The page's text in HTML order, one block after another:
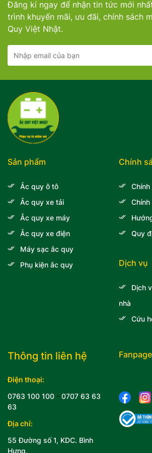
Đăng kí ngay để nhận tin tức mới
trình khuyến mãi, ưu đãi, chính sách
Quy Việt Nhật.
Thông tin liên hệ
Điện thoại:
0763 100 100 - 0707 63 63
63
Địa chỉ:
55 Đường số 1, KDC. Bình
Hưng,
Sản phẩm
Ắc quy ô tô
Ắc quy xe tải
Ắc quy xe máy
Ắc quy xe điện
Máy sạc ắc quy
Phụ kiện ắc quy
Chính
Quy
Dịch vụ
Dịch
nhà
Cứu
Fanpage